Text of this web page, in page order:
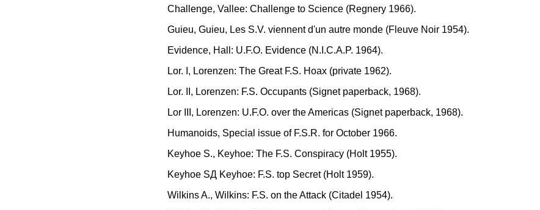
Challenge, Vallee: Challenge to Science (Regnery 1966).
Guieu, Guieu, Les S.V. viennent d'un autre monde (Fleuve Noir 1954).
Evidence, Hall: U.F.O. Evidence (N.I.C.A.P. 1964).
Lor. I, Lorenzen: The Great F.S. Hoax (private 1962).
Lor. II, Lorenzen: F.S. Occupants (Signet paperback, 1968).
Lor III, Lorenzen: U.F.O. over the Americas (Signet paperback, 1968).
Humanoids, Special issue of F.S.R. for October 1966.
Keyhoe S., Keyhoe: The F.S. Conspiracy (Holt 1955).
Keyhoe SД Keyhoe: F.S. top Secret (Holt 1959).
Wilkins A., Wilkins: F.S. on the Attack (Citadel 1954).